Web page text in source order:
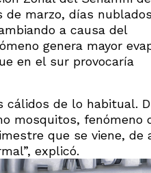
marzo, días
a causa del
genera mayor
en el sur provocaría
cálidos de lo habitual.
mosquitos, fenómeno
que se viene, de
explicó.